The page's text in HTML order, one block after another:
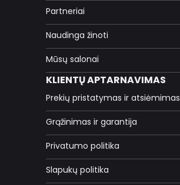
Partneriai
Naudinga žinoti
Mūsų salonai
KLIENTŲ APTARNAVIMAS
Prekių pristatymas ir atsiėmimas
Grąžinimas ir garantija
Privatumo politika
Slapukų politika